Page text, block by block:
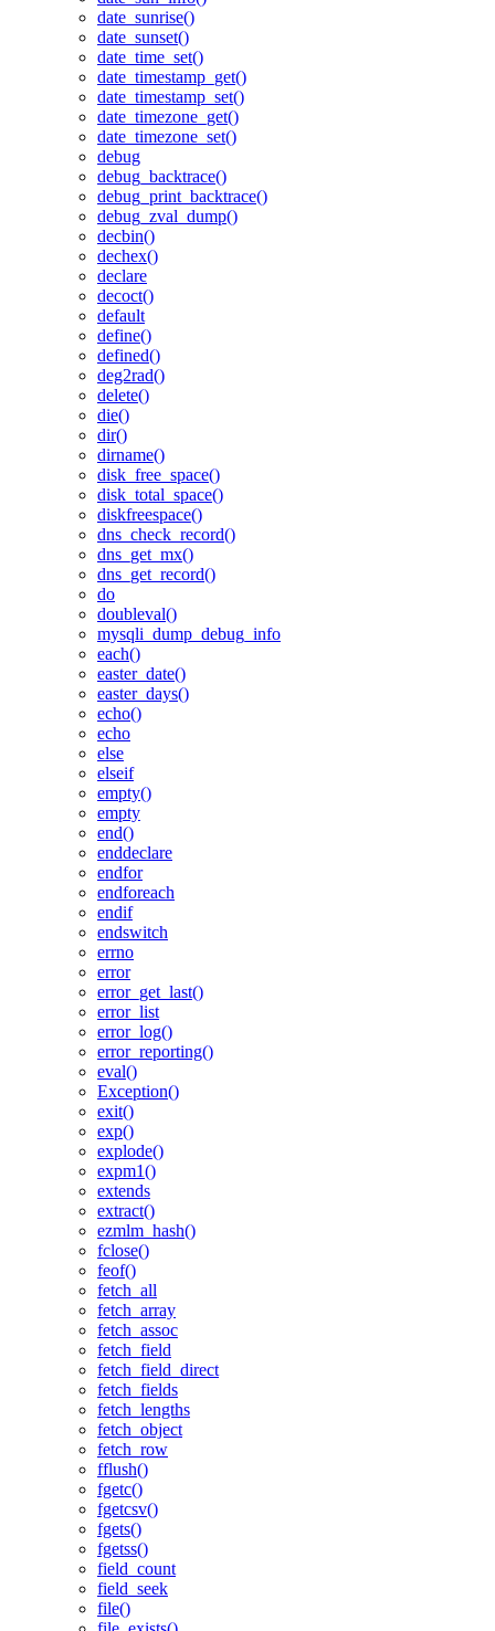
date_sunrise()
date_sunset()
date_time_set()
date_timestamp_get()
date_timestamp_set()
date_timezone_get()
date_timezone_set()
debug
debug_backtrace()
debug_print_backtrace()
debug_zval_dump()
decbin()
dechex()
declare
decoct()
default
define()
defined()
deg2rad()
delete()
die()
dir()
dirname()
disk_free_space()
disk_total_space()
diskfreespace()
dns_check_record()
dns_get_mx()
dns_get_record()
do
doubleval()
mysqli_dump_debug_info
each()
easter_date()
easter_days()
echo()
echo
else
elseif
empty()
empty
end()
enddeclare
endfor
endforeach
endif
endswitch
errno
error
error_get_last()
error_list
error_log()
error_reporting()
eval()
Exception()
exit()
exp()
explode()
expm1()
extends
extract()
ezmlm_hash()
fclose()
feof()
fetch_all
fetch_array
fetch_assoc
fetch_field
fetch_field_direct
fetch_fields
fetch_lengths
fetch_object
fetch_row
fflush()
fgetc()
fgetcsv()
fgets()
fgetss()
field_count
field_seek
file()